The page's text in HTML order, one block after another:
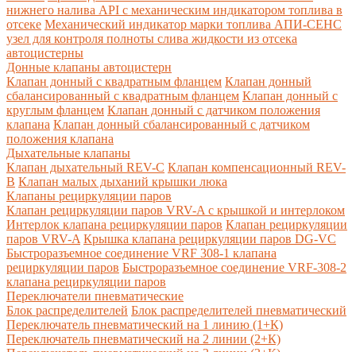
нижнего налива API с механическим индикатором топлива в
отсеке Механический индикатор марки топлива АПИ-СЕНС
узел для контроля полноты слива жидкости из отсека
автоцистерны
Донные клапаны автоцистерн
Клапан донный с квадратным фланцем Клапан донный
сбалансированный с квадратным фланцем Клапан донный с
круглым фланцем Клапан донный с датчиком положения
клапана Клапан донный сбалансированный с датчиком
положения клапана
Дыхательные клапаны
Клапан дыхательный REV-C Клапан компенсационный REV-
B Клапан малых дыханий крышки люка
Клапаны рециркуляции паров
Клапан рециркуляции паров VRV-A с крышкой и интерлоком
Интерлок клапана рециркуляции паров Клапан рециркуляции
паров VRV-A Крышка клапана рециркуляции паров DG-VC
Быстроразъемное соединение VRF 308-1 клапана
рециркуляции паров Быстроразъемное соединение VRF-308-2
клапана рециркуляции паров
Переключатели пневматические
Блок распределителей Блок распределителей пневматический
Переключатель пневматический на 1 линию (1+К)
Переключатель пневматический на 2 линии (2+К)